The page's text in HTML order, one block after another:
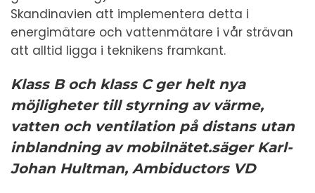
Skandinavien att implementera detta i
energimätare och vattenmätare i vår strävan
att alltid ligga i teknikens framkant.
Klass B och klass C ger helt nya
möjligheter till styrning av värme,
vatten och ventilation på distans utan
inblandning av mobilnätet.säger Karl-
Johan Hultman, Ambiductors VD